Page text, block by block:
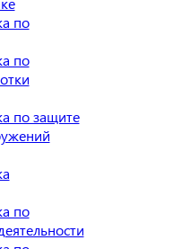
по
по
по защите
по